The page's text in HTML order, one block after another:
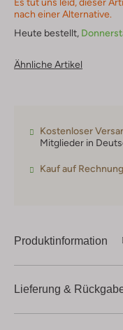
nach einer Alternative.
Heute bestellt,
Ähnliche Artikel
Kostenloser
Mitglieder in
Kauf auf Rechnung
Produktinformation
Lieferung &